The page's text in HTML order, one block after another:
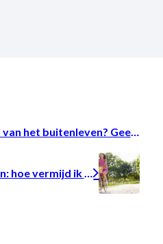
Thuis genieten van het buitenleven? Geef uw tuin de beste bescherming!
Fietsdiefstal voorkomen: hoe vermijd ik dat mijn fiets gestolen wordt?